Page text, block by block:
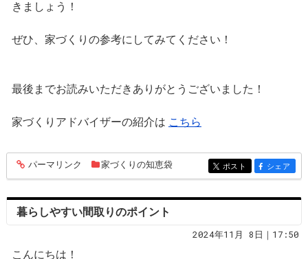
きましょう！
ぜひ、家づくりの参考にしてみてください！
最後までお読みいただきありがとうございました！
家づくりアドバイザーの紹介は こちら
entry207
パーマリンク 家づくりの知恵袋 entry207
ポスト entry207
シェア
暮らしやすい間取りのポイント
2024年11月 8日｜17:50
こんにちは！